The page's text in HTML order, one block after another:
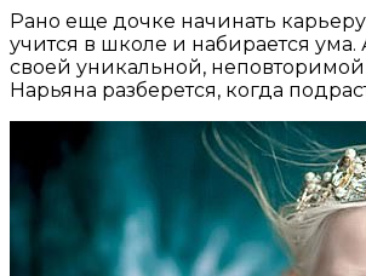
Рано еще дочке начинать
учится в школе и набирается ума.
своей уникальной,
Нарьяна разберется, когда